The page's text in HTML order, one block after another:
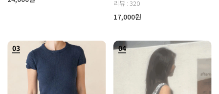
리뷰 : 320
17,000원
03 04